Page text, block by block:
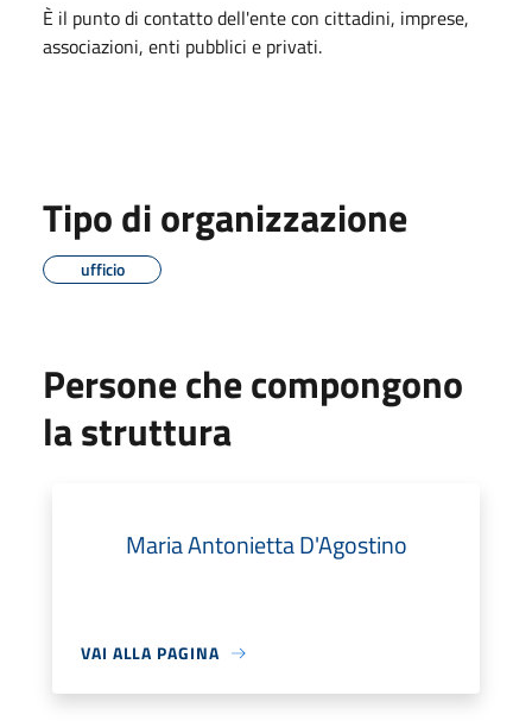
È il punto di contatto dell'ente con cittadini, imprese,
associazioni, enti pubblici e privati.
Tipo di organizzazione
ufficio
Persone che compongono
la struttura
Maria Antonietta D'Agostino
VAI ALLA PAGINA